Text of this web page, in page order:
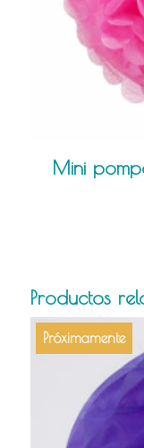
Mini
Productos
Próximamente